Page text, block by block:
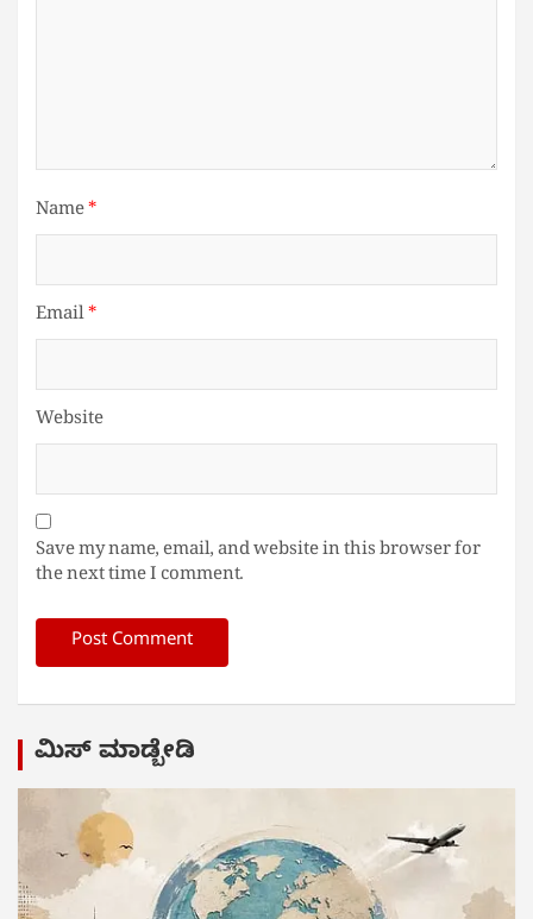
Name*
Email*
Website
Save my name, email, and website in this browser for
the next time I comment.
ಮಿಸ್ ಮಾಡ್ಬೇಡಿ